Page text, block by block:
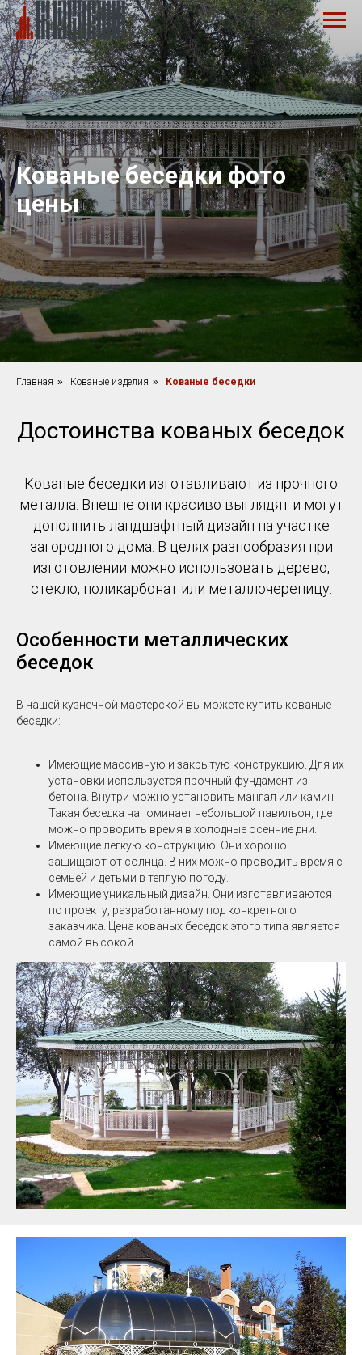
Кованые беседки фото
цены
Главная » Кованые изделия » Кованые беседки
Достоинства кованых беседок
Кованые беседки изготавливают из прочного
металла. Внешне они красиво выглядят и могут
дополнить ландшафтный дизайн на участке
загородного дома. В целях разнообразия при
изготовлении можно использовать дерево,
стекло, поликарбонат или металлочерепицу.
Особенности металлических
беседок
В нашей кузнечной мастерской вы можете купить кованые
беседки:
Имеющие массивную и закрытую конструкцию. Для их
установки используется прочный фундамент из
бетона. Внутри можно установить мангал или камин.
Такая беседка напоминает небольшой павильон, где
можно проводить время в холодные осенние дни.
Имеющие легкую конструкцию. Они хорошо
защищают от солнца. В них можно проводить время с
семьей и детьми в теплую погоду.
Имеющие уникальный дизайн. Они изготавливаются
по проекту, разработанному под конкретного
заказчика. Цена кованых беседок этого типа является
самой высокой.